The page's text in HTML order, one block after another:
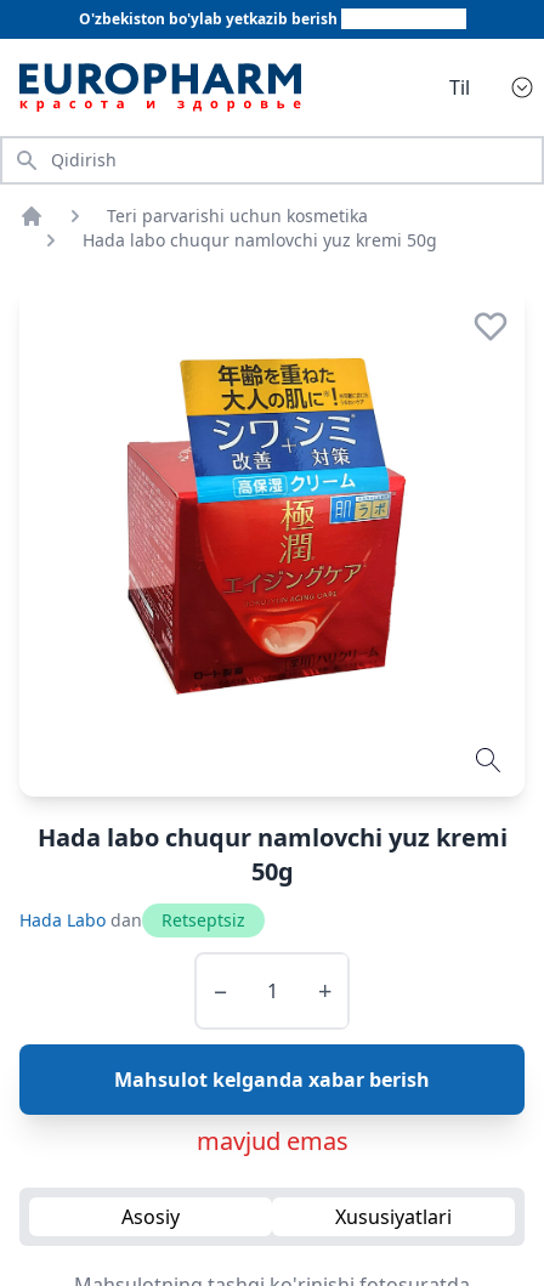
O'zbekiston bo'ylab yetkazib berish
Til
Qidirish
Bosh sahifa
Teri parvarishi uchun kosmetika
Hada labo chuqur namlovchi yuz kremi 50g
Hada labo chuqur namlovchi yuz kremi
50g
Hada Labo dan Retseptsiz
− +
Mahsulot kelganda xabar berish
mavjud emas
Asosiy Xususiyatlari